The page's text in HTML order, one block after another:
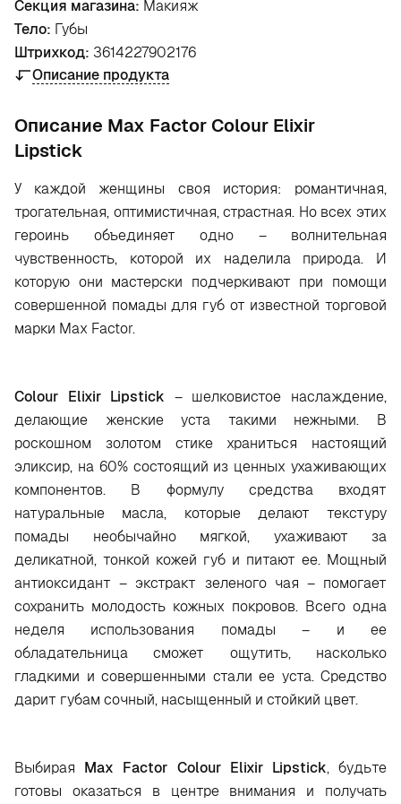
Секция магазина: Макияж
Тело: Губы
Штрихкод: 3614227902176
Описание продукта
Oписание Max Factor Colour Elixir
Lipstick
У каждой женщины своя история: романтичная,
трогательная, оптимистичная, страстная. Но всех этих
героинь объединяет одно – волнительная
чувственность, которой их наделила природа. И
которую они мастерски подчеркивают при помощи
совершенной помады для губ от известной торговой
марки Max Factor.
Colour Elixir Lipstick – шелковистое наслаждение,
делающие женские уста такими нежными. В
роскошном золотом стике храниться настоящий
эликсир, на 60% состоящий из ценных ухаживающих
компонентов. В формулу средства входят
натуральные масла, которые делают текстуру
помады необычайно мягкой, ухаживают за
деликатной, тонкой кожей губ и питают ее. Мощный
антиоксидант – экстракт зеленого чая – помогает
сохранить молодость кожных покровов. Всего одна
неделя использования помады – и ее
обладательница сможет ощутить, насколько
гладкими и совершенными стали ее уста. Средство
дарит губам сочный, насыщенный и стойкий цвет.
Выбирая Max Factor Colour Elixir Lipstick, будьте
готовы оказаться в центре внимания и получать